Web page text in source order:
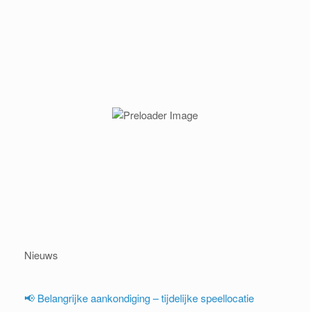
Nieuws
📢 Belangrijke aankondiging – tijdelijke speellocatie